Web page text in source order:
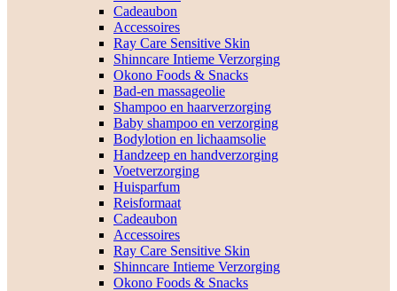
Cadeaubon
Accessoires
Ray Care Sensitive Skin
Shinncare Intieme Verzorging
Okono Foods & Snacks
Bad-en massageolie
Shampoo en haarverzorging
Baby shampoo en verzorging
Bodylotion en lichaamsolie
Handzeep en handverzorging
Voetverzorging
Huisparfum
Reisformaat
Cadeaubon
Accessoires
Ray Care Sensitive Skin
Shinncare Intieme Verzorging
Okono Foods & Snacks